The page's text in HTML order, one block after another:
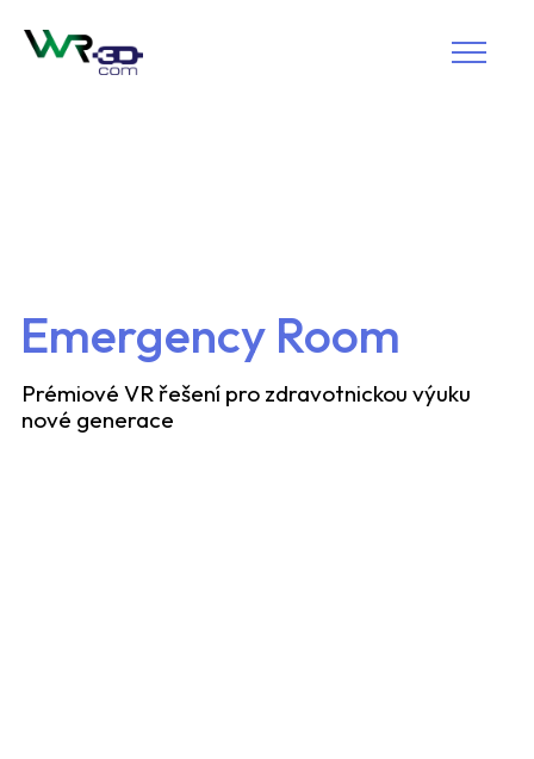
Emergency Room
Prémiové VR řešení pro zdravotnickou výuku
nové generace